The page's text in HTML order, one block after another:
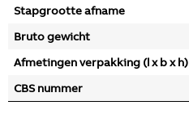
Stapgrootte afname
Bruto gewicht
Afmetingen verpakking (l x b x h)
CBS nummer